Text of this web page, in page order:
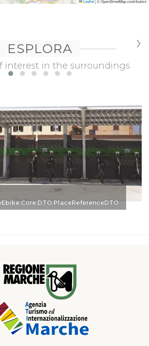
ESPLORA
interest in the surroundings
›